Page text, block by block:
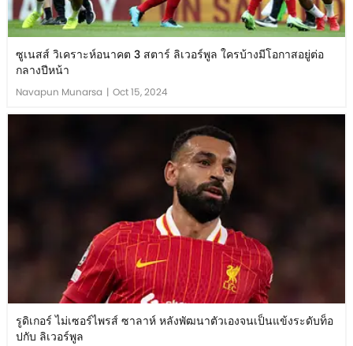
ซูเนสส์ วิเคราะห์อนาคต 3 สตาร์ ลิเวอร์พูล ใครบ้างมีโอกาสอยู่ต่อ
กลางปีหน้า
Navapun Munarsa | Oct 15, 2024
รูดิเกอร์ ไม่เซอร์ไพรส์ ซาลาห์ หลังพัฒนาตัวเองจนเป็นแข้งระดับท็อ
ปกับ ลิเวอร์พูล